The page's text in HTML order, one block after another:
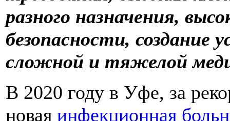
разного назначения,
безопасности, создание
сложной и тяжелой
В 2020 году в Уфе, за
новая инфекционная